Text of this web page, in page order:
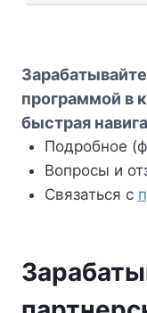
программой в
быстрая
Подробное
Вопросы и
Связаться с